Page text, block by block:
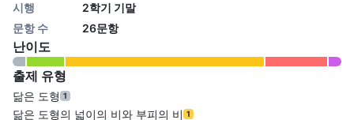
시행
2학기 기말
문항 수
26문항
난이도
출제 유형
닮은 도형 1
닮은 도형의 넓이의 비와 부피의 비 1